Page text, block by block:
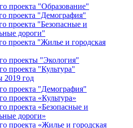
проекта "Образование"
проекта "Демография"
проекта "Безопасные и
дороги"
проекта "Жилье и городская
проекты "Экология"
проекта "Культура"
2019 год
проекта "Демография"
проекта «Культура»
проекта «Безопасные и
дороги»
проекта «Жилье и городская